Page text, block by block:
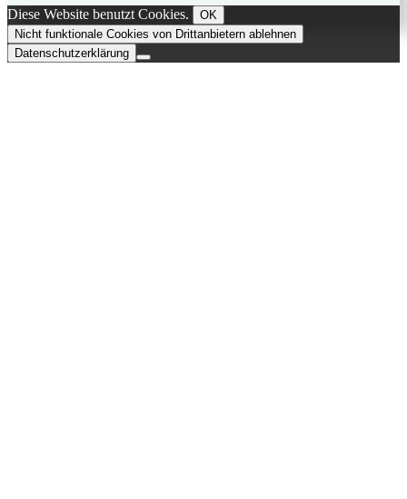
Diese Website benutzt Cookies.
OK
Nicht funktionale Cookies von Drittanbietern ablehnen
Datenschutzerklärung